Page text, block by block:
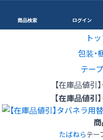
商品検索 ログイン
ト
包装・
テー
【在庫品値引
【在庫品値引
たばねらテー